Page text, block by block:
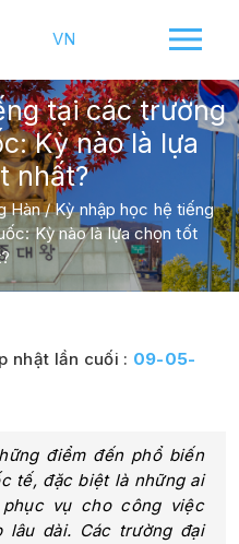
VN
tại các trường
Kỳ nào là lựa
nhất?
Hàn/Kỳ nhập học hệ tiếng
Kỳ nào là lựa chọn tốt
nhật lần cuối : 09-05-
điểm đến phổ biến
tế, đặc biệt là những ai
vụ cho công việc
lâu dài. Các trường đại